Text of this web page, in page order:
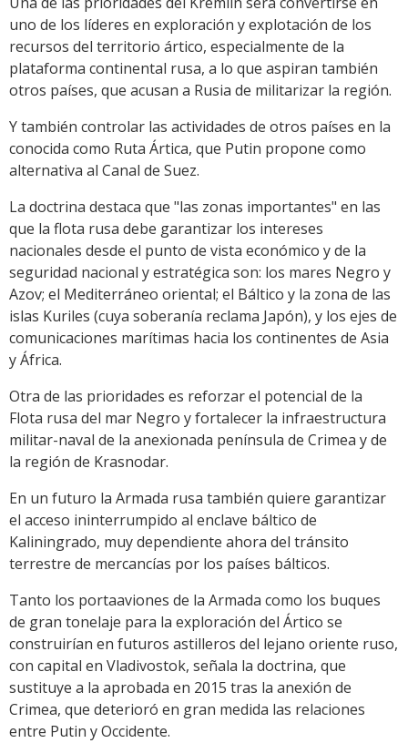
uno de los líderes en exploración y explotación de los
recursos del territorio ártico, especialmente de la
plataforma continental rusa, a lo que aspiran también
otros países, que acusan a Rusia de militarizar la región.
Y también controlar las actividades de otros países en la
conocida como Ruta Ártica, que Putin propone como
alternativa al Canal de Suez.
La doctrina destaca que "las zonas importantes" en las
que la flota rusa debe garantizar los intereses
nacionales desde el punto de vista económico y de la
seguridad nacional y estratégica son: los mares Negro y
Azov; el Mediterráneo oriental; el Báltico y la zona de las
islas Kuriles (cuya soberanía reclama Japón), y los ejes de
comunicaciones marítimas hacia los continentes de Asia
y África.
Otra de las prioridades es reforzar el potencial de la
Flota rusa del mar Negro y fortalecer la infraestructura
militar-naval de la anexionada península de Crimea y de
la región de Krasnodar.
En un futuro la Armada rusa también quiere garantizar
el acceso ininterrumpido al enclave báltico de
Kaliningrado, muy dependiente ahora del tránsito
terrestre de mercancías por los países bálticos.
Tanto los portaaviones de la Armada como los buques
de gran tonelaje para la exploración del Ártico se
construirían en futuros astilleros del lejano oriente ruso,
con capital en Vladivostok, señala la doctrina, que
sustituye a la aprobada en 2015 tras la anexión de
Crimea, que deterioró en gran medida las relaciones
entre Putin y Occidente.